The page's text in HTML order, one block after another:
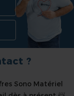
?
Sono Matériel